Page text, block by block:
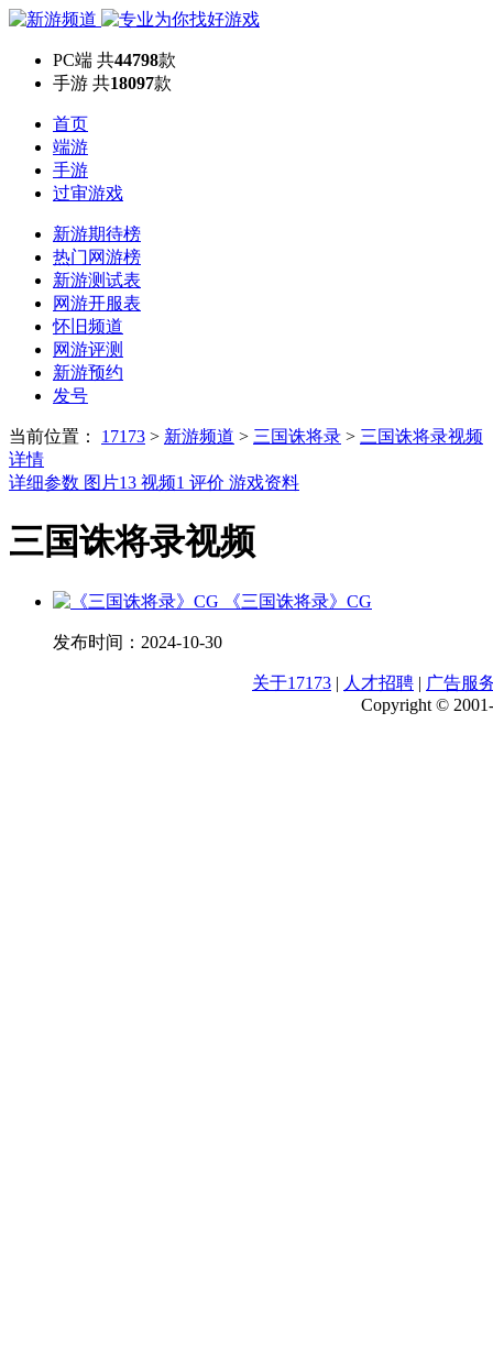
PC端 共44798款
手游 共18097款
首页
端游
手游
过审游戏
新游期待榜
热门网游榜
新游测试表
网游开服表
怀旧频道
网游评测
新游预约
发号
当前位置： 17173 > 新游频道 > 三国诛将录 > 三国诛将录视频
详情
详细参数 图片13 视频1 评价 游戏资料
三国诛将录视频
《三国诛将录》CG
发布时间： 2024-10-30
关于17173 | 人才招聘 | 广告服
Copyright ©